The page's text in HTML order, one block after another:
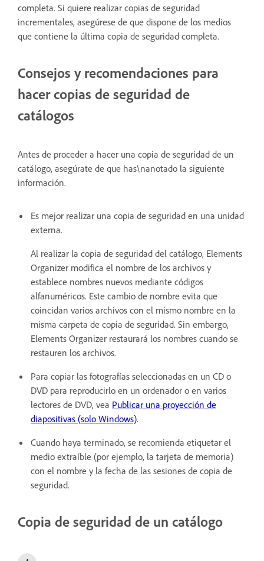
completa. Si quiere realizar copias de seguridad
incrementales, asegúrese de que dispone de los medios
que contiene la última copia de seguridad completa.
Consejos y recomendaciones para
hacer copias de seguridad de
catálogos
Antes de proceder a hacer una copia de seguridad de un
catálogo, asegúrate de que has\nanotado la siguiente
información.
Es mejor realizar una copia de seguridad en una unidad
externa.
Al realizar la copia de seguridad del catálogo, Elements
Organizer modifica el nombre de los archivos y
establece nombres nuevos mediante códigos
alfanuméricos. Este cambio de nombre evita que
coincidan varios archivos con el mismo nombre en la
misma carpeta de copia de seguridad. Sin embargo,
Elements Organizer restaurará los nombres cuando se
restauren los archivos.
Para copiar las fotografías seleccionadas en un CD o
DVD para reproducirlo en un ordenador o en varios
lectores de DVD, vea Publicar una proyección de
diapositivas (solo Windows).
Cuando haya terminado, se recomienda etiquetar el
medio extraíble (por ejemplo, la tarjeta de memoria)
con el nombre y la fecha de las sesiones de copia de
seguridad.
Copia de seguridad de un catálogo